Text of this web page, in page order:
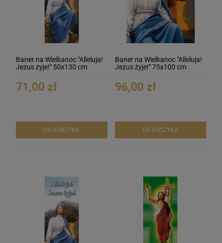
Baner na Wielkanoc "Alleluja!
Jezus żyje!" 50x130 cm
71,00 zł
DO KOSZYKA
Baner na Wielkanoc "Alleluja!
Jezus żyje!" 75x100 cm
96,00 zł
DO KOSZYKA